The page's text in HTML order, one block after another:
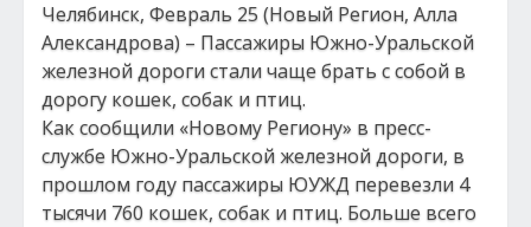
Челябинск, Февраль 25 (Новый Регион, Алла
Александрова) – Пассажиры Южно-Уральской
железной дороги стали чаще брать с собой в
дорогу кошек, собак и птиц.
Как сообщили «Новому Региону» в пресс-
службе Южно-Уральской железной дороги, в
прошлом году пассажиры ЮУЖД перевезли 4
тысячи 760 кошек, собак и птиц. Больше всего